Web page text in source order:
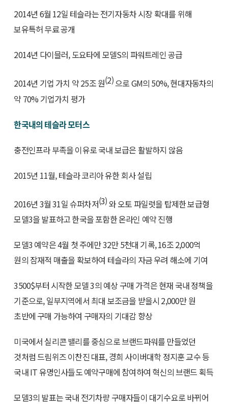
2014년 6월 12일 테슬라는 전기자동차 시장 확대를 위해
보유특허 무료 공개
2014년 다이믈러, 도요타에 모델S의 파워트레인 공급
2014년 기업 가치 약 25조 원(2)으로 GM의 50%, 현대자동차의
약 70% 기업가치 평가
한국내의 테슬라 모터스
충전인프라 부족을 이유로 국내 보급은 활발하지 않음
2015년 11월, 테슬라 코리아 유한 회사 설립
2016년 3월 31일 슈퍼차저(3)와 오토 파일럿을 탑제한 보급형
모델3을 발표하고 한국을 포함한 온라인 예약 진행
모델3 예약은 4월 첫 주에만 32만 5천대 기록, 16조 2,000억
원의 잠재적 매출을 확보하여 테슬라의 자금 우려 해소에 기여
3500$부터 시작한 모델 3의 예상 구매 가격은 현재 국내 정책을
기준으로, 일부지역에서 최대 보조금을 받을시 2,000만 원
초반에 구매 가능하여 구매자의 기대감 향상
미국에서 실리콘 밸리를 중심으로 브랜드파워를 만들었던
것처럼 드림위즈 이찬진 대표, 경희 사이버대학 정지훈 교수 등
국내 IT 유명인사들도 예약구매에 참여하여 혁신의 브랜드 획득
모델3의 발표는 국내 전기차량 구매자들이 대기수요로 바뀌어